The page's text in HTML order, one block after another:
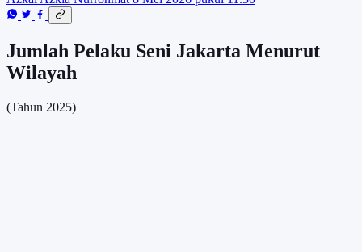
Jumlah Pelaku Seni Jakarta Menurut
Wilayah
(Tahun 2025)